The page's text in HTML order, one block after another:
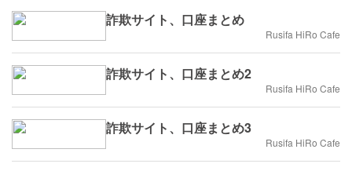
詐欺サイト、口座まとめ
Rusifa HiRo Cafe
詐欺サイト、口座まとめ2
Rusifa HiRo Cafe
詐欺サイト、口座まとめ3
Rusifa HiRo Cafe